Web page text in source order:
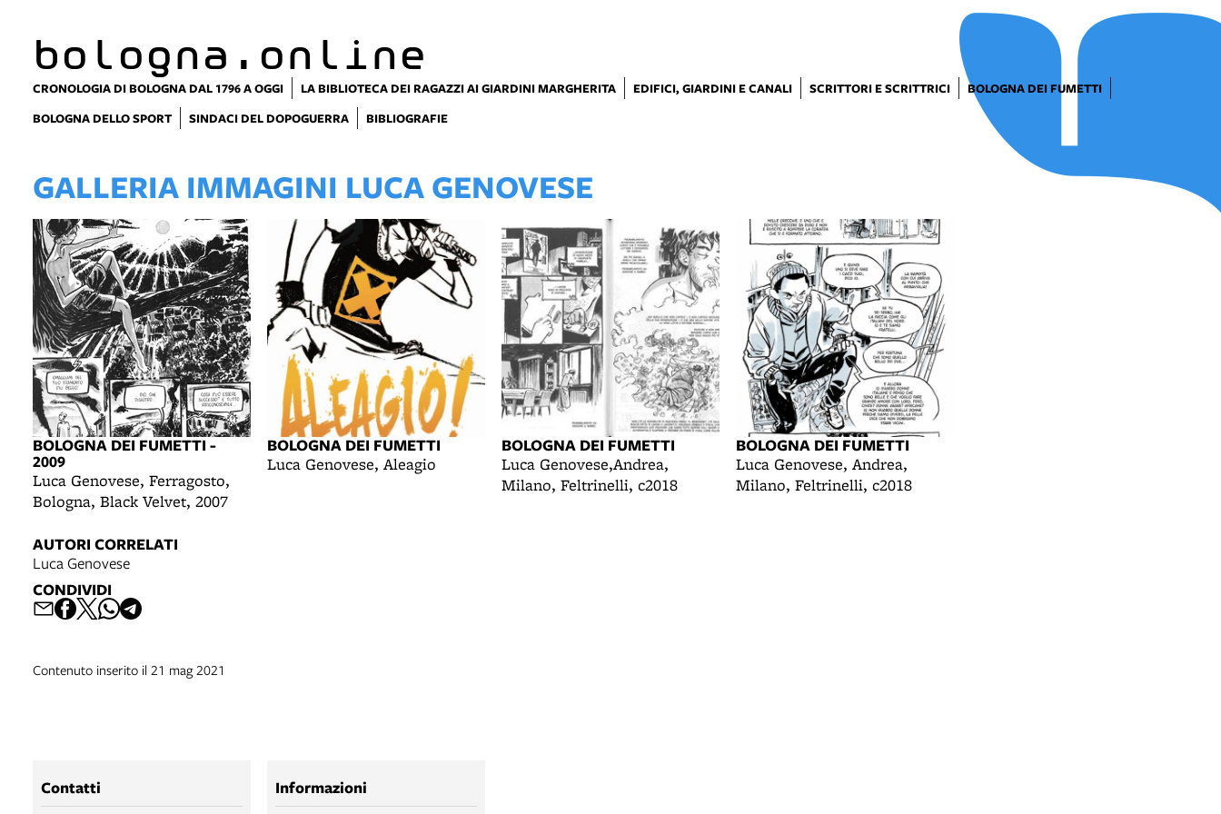
bologna.online
CRONOLOGIA DI BOLOGNA DAL 1796 A OGGI LA BIBLIOTECA DEI RAGAZZI AI GIARDINI MARGHERITA EDIFICI, GIARDINI E CANALI SCRITTORI E SCRITTRICI
BOLOGNA DEI FUMETTI
BOLOGNA DELLO SPORT
SINDACI DEL DOPOGUERRA BIBLIOGRAFIE
GALLERIA IMMAGINI LUCA GENOVESE
BOLOGNA DEI FUMETTI -
2009
Luca Genovese, Ferragosto,
Bologna, Black Velvet, 2007
BOLOGNA DEI FUMETTI
Luca Genovese, Aleagio
BOLOGNA DEI FUMETTI
Luca Genovese,Andrea,
Milano, Feltrinelli, c2018
BOLOGNA DEI FUMETTI
Luca Genovese, Andrea,
Milano, Feltrinelli, c2018
AUTORI CORRELATI
Luca Genovese
CONDIVIDI
Contenuto inserito il 21 mag 2021
Contatti Informazioni